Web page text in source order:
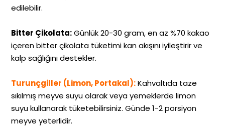
edilebilir.
Bitter Çikolata:Günlük 20-30 gram, en az %70 kakao
içeren bitter çikolata tüketimi kan akışını iyileştirir ve
kalp sağlığını destekler.
Turunçgiller (Limon, Portakal): Kahvaltıda taze
sıkılmış meyve suyu olarak veya yemeklerde limon
suyu kullanarak tüketebilirsiniz. Günde 1-2 porsiyon
meyve yeterlidir.